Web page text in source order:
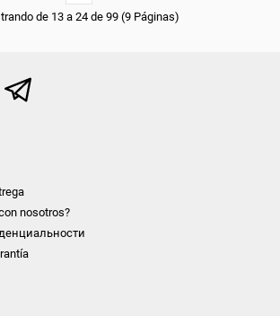
de 13 a 24 de 99 (9 Páginas)
nosotros?